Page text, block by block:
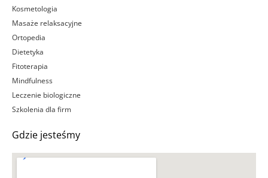
Kosmetologia
Masaże relaksacyjne
Ortopedia
Dietetyka
Fitoterapia
Mindfulness
Leczenie biologiczne
Szkolenia dla firm
Gdzie jesteśmy